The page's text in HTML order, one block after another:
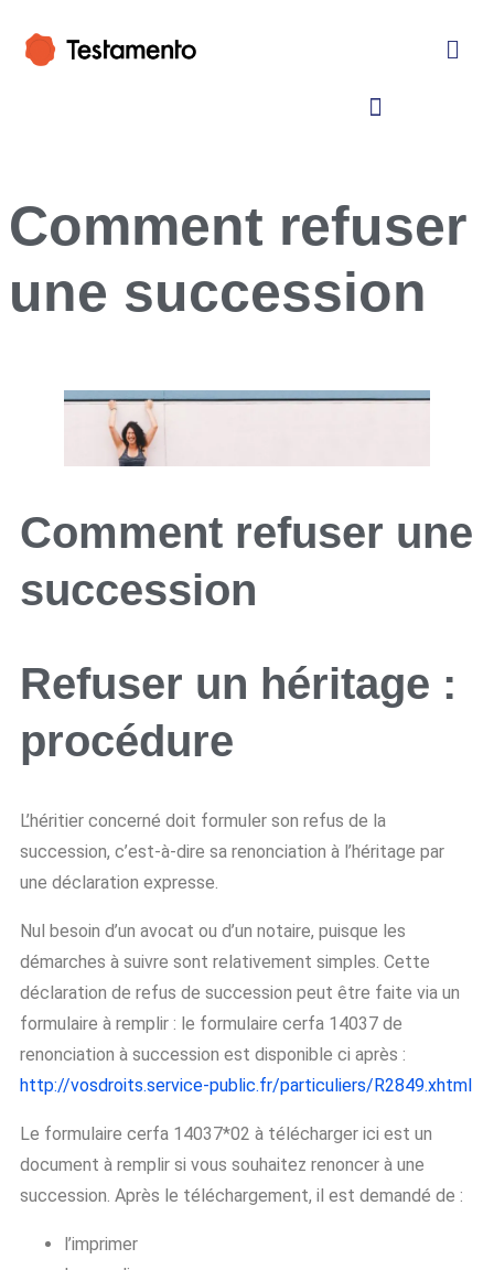
Comment refuser
une succession
Comment refuser une
succession
Refuser un héritage :
procédure
L’héritier concerné doit formuler son refus de la
succession, c’est-à-dire sa renonciation à l’héritage par
une déclaration expresse.
Nul besoin d’un avocat ou d’un notaire, puisque les
démarches à suivre sont relativement simples. Cette
déclaration de refus de succession peut être faite via un
formulaire à remplir : le formulaire cerfa 14037 de
renonciation à succession est disponible ci après :
http://vosdroits.service-public.fr/particuliers/R2849.xhtml
Le formulaire cerfa 14037*02 à télécharger ici est un
document à remplir si vous souhaitez renoncer à une
succession. Après le téléchargement, il est demandé de :
l’imprimer